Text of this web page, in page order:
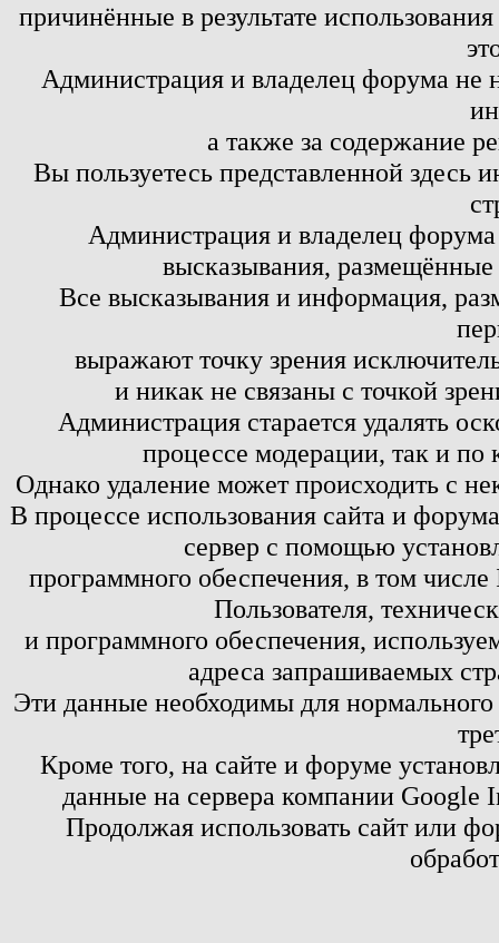
причинённые в результате
Администрация и владелец форума не
а также за содержание
Вы пользуетесь представленной здесь
Администрация и владелец
высказывания,
Все высказывания и информация,
выражают точку зрения
и никак не связаны с точкой
Администрация старается удалять
процессе модерации, так и по
Однако удаление может происходить с
В процессе использования сайта и
сервер с помощью
программного обеспечения, в том
Пользователя,
и программного обеспечения,
адреса запрашиваемых
Эти данные необходимы для
Кроме того, на сайте и форуме
данные на сервера компании
Продолжая использовать сайт или